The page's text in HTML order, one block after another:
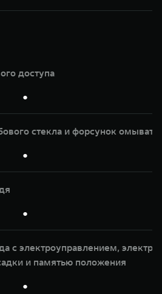
доступа
●
стекла и форсунок
●
●
с электроуправлением,
и памятью положения
●